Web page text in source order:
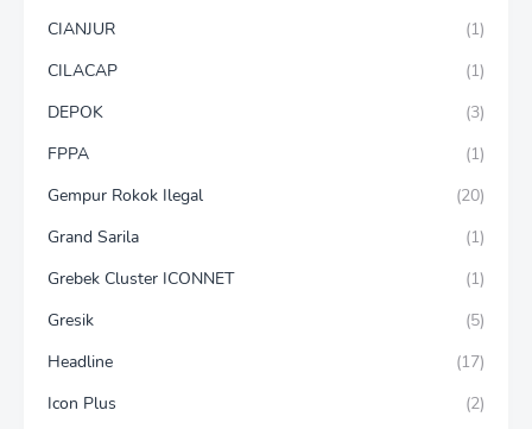
CIANJUR
(1)
CILACAP
(1)
DEPOK
(3)
FPPA
(1)
Gempur Rokok Ilegal
(20)
Grand Sarila
(1)
Grebek Cluster ICONNET
(1)
Gresik
(5)
Headline
(17)
Icon Plus
(2)